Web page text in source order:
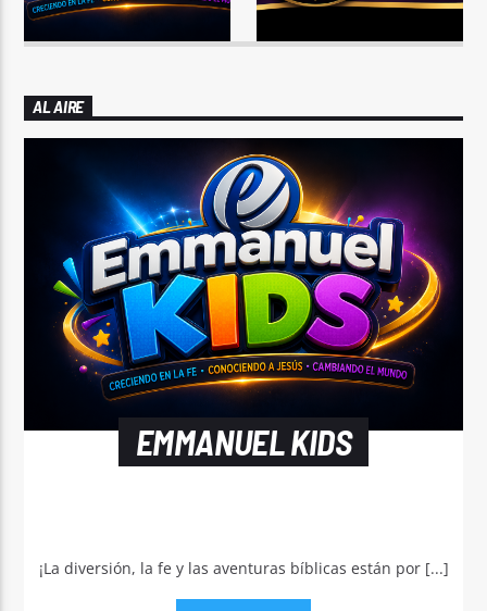
AL AIRE
EMMANUEL KIDS
¡La diversión, la fe y las aventuras bíblicas están por [...]